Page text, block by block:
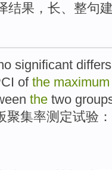
结果，长、整句
significant differs
of the
the two
聚集率测定试验